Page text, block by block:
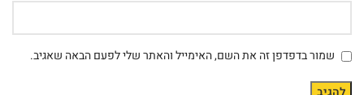
שמור בדפדפן זה את השם, האימייל והאתר שלי לפעם הבאה שאגיב.